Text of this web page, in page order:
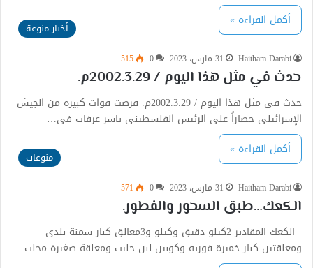
أكمل القراءة »
أخبار منوعة
Haitham Darabi 31 مارس، 2023 0
515
حدث في مثل هذا اليوم / 2002.3.29م.
حدث في مثل هذا اليوم / 2002.3.29م. فرضت قوات كبيرة من الجيش
الإسرائيلي حصاراً على الرئيس الفلسطيني ياسر عرفات في…
أكمل القراءة »
منوعات
Haitham Darabi 31 مارس، 2023 0
571
الكعك…طبق السحور والفطور.
الكعك المقادير 2كيلو دقيق وكيلو و3معالق كبار سمنة بلدى
ومعلقتين كبار خميرة فوريه وكوبين لبن حليب ومعلقة صغيرة محلب…